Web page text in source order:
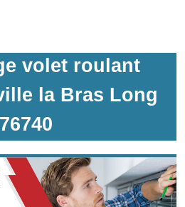
volet roulant
la Bras Long
76740